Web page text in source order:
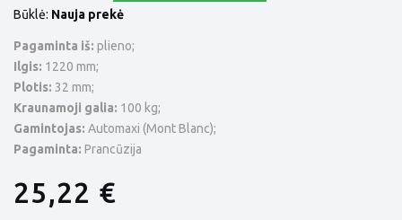
Būklė: Nauja prekė
Pagaminta iš: plieno;
Ilgis: 1220 mm;
Plotis: 32 mm;
Kraunamoji galia: 100 kg;
Gamintojas: Automaxi (Mont Blanc);
Pagaminta: Prancūzija
25,22 €